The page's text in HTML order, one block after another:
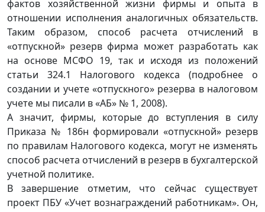
фактов хозяйственной жизни фирмы и опыта в
отноше­нии исполнения аналогичных обязательств.
Таким образом, способ расчета отчислений в
«отпускной» резерв фирма может разработать как
на основе МСФО 19, так и исходя из положений
статьи 324.1 Налогового кодекса (подробнее о
создании и учете «отпускного» резерва в налоговом
учете мы писали в «АБ» № 1, 2008).
А значит, фирмы, которые до вступления в силу
Приказа № 186н формировали «отпускной» резерв
по правилам Налогового кодекса, могут не изменять
способ расчета отчислений в резерв в бухгалтерской
учетной политике.
В завершение отметим, что сейчас существует
проект ПБУ «Учет вознаграждений работникам». Он,